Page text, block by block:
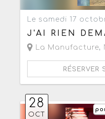
Le samedi 17
J'AI RIEN
La Manufacture,
RÉSERVER
28
OCT